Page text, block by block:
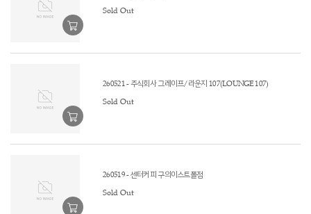
Sold Out
260521 - 주식회사 그레이프/라운지 107(LOUNGE 107)
Sold Out
260519 - 센터커피 구의이스트폴점
Sold Out